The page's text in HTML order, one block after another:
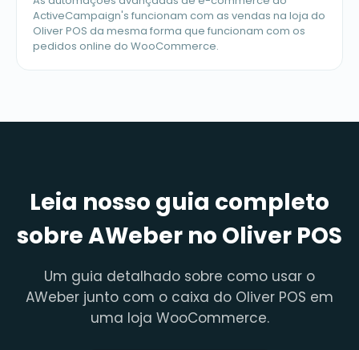
ActiveCampaign's funcionam com as vendas na loja do
Oliver POS da mesma forma que funcionam com os
pedidos online do WooCommerce.
Leia nosso guia completo
sobre AWeber no Oliver POS
Um guia detalhado sobre como usar o
AWeber junto com o caixa do Oliver POS em
uma loja WooCommerce.